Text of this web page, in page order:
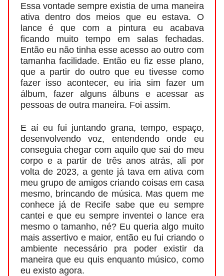
Essa vontade sempre existia de uma maneira
ativa dentro dos meios que eu estava. O
lance é que com a pintura eu acabava
ficando muito tempo em salas fechadas.
Então eu não tinha esse acesso ao outro com
tamanha facilidade. Então eu fiz esse plano,
que a partir do outro que eu tivesse como
fazer isso acontecer, eu iria sim fazer um
álbum, fazer alguns álbuns e acessar as
pessoas de outra maneira. Foi assim.
E aí eu fui juntando grana, tempo, espaço,
desenvolvendo voz, entendendo onde eu
conseguia chegar com aquilo que sai do meu
corpo e a partir de três anos atrás, ali por
volta de 2023, a gente já tava em ativa com
meu grupo de amigos criando coisas em casa
mesmo, brincando de música. Mas quem me
conhece já de Recife sabe que eu sempre
cantei e que eu sempre inventei o lance era
mesmo o tamanho, né? Eu queria algo muito
mais assertivo e maior, então eu fui criando o
ambiente necessário pra poder existir da
maneira que eu quis enquanto músico, como
eu existo agora.